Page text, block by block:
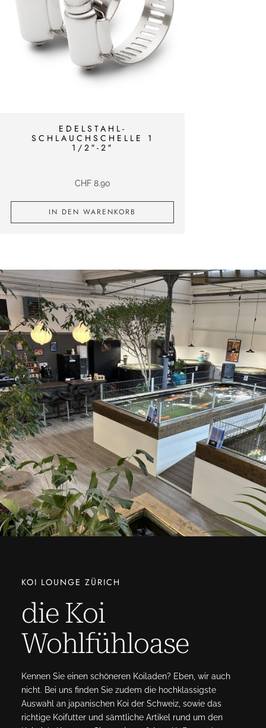
EDELSTAHL-
SCHLAUCHSCHELLE 1
1/2″-2″
CHF8.90
IN DEN WARENKORB
KOI LOUNGE ZÜRICH
die Koi
Wohlfühloase
Kennen Sie einen schöneren Koiladen? Eben, wir auch
nicht. Bei uns finden Sie zudem die hochklassigste
Auswahl an japanischen Koi der Schweiz, sowie das
richtige Koifutter und sämtliche Artikel rund um den